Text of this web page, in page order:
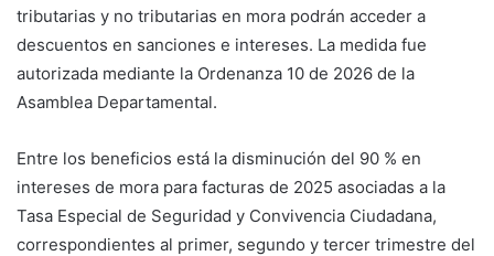
tributarias y no tributarias en mora podrán acceder a
descuentos en sanciones e intereses. La medida fue
autorizada mediante la Ordenanza 10 de 2026 de la
Asamblea Departamental.
Entre los beneficios está la disminución del 90 % en
intereses de mora para facturas de 2025 asociadas a la
Tasa Especial de Seguridad y Convivencia Ciudadana,
correspondientes al primer, segundo y tercer trimestre del